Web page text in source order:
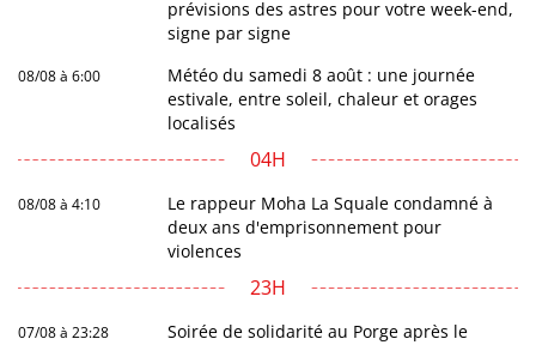
prévisions des astres pour votre week-end,
signe par signe
08/08 à 6:00
Météo du samedi 8 août : une journée
estivale, entre soleil, chaleur et orages
localisés
04H
08/08 à 4:10
Le rappeur Moha La Squale condamné à
deux ans d'emprisonnement pour
violences
23H
07/08 à 23:28
Soirée de solidarité au Porge après le